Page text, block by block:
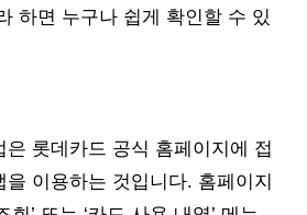
하면 누구나 쉽게 확인할 수 있
은 롯데카드 공식 홈페이지에 접
을 이용하는 것입니다. 홈페이지